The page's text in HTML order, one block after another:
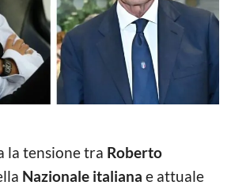
la tensione tra Roberto
Nazionale italiana e attuale